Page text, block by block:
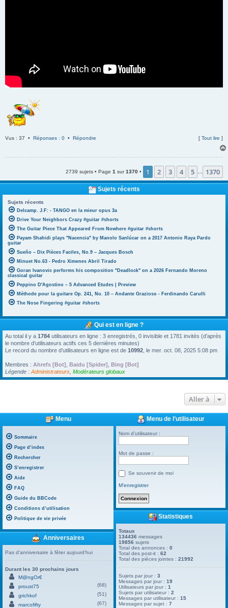
Vus : 37 • Réponses : 0 • Répondre [ Tout lire ]
2739 sujets • Page 1 sur1370 • 1 2 3 4 5 1370
Sujets récents
Sujets récents
Delcamp. J.F: - TANGO en la mieur opus 3a
Drive Your Neighbors Crazy #guitar #shorts
The Guitar Piece That Appeared From Nowhere #guitar #shorts
Payam Shahidi plays "Nacencia" by Manolo Sanlúcar on a 2017 Antonio Raya Pardo
guitar
Sueño – Dix Pièces Faciles, No.9 – Jacques Bosch
Minuet No.63 - Pedro Ximenes Abril Tirado
Goran Ivanovic performs his composition "Deadlock" on a 2026 Fernando Moreno
classical guitar
Peppino D'Agostino – 5 Advanced Etudes | Preview
Méthode pour la guitare Op. 241, No. 10 – Andante Grazioso - Ferdinando Carulli
The Nose Fingering #guitar #shorts
Qui est en ligne ?
Au total il y a 1784 utilisateurs en ligne : 3 enregistrés, 0 invisible et 1781 invités (d’après
le nombre d’utilisateurs actifs ces 5 dernières minutes)
Le record du nombre d’utilisateurs en ligne est de 10992 , le mer. oct. 08, 2025 5:08 pm
Membres : Ahrefs [Bot] Baidu [Spider] Bing [Bot]
Légende : Administrateurs Modérateurs globaux
Aller à
Menu
Sommaire
Page d’index
Rechercher
S’enregistrer
Aide
FAQ
Guide du BBCode
Conditions d’utilisation
Politique de vie privée
Anniversaires
Pas d’anniversaire à fêter aujourd’hui
Durant les 30 prochains jours
M@ngOr€
proust75
(68)
grichkof
(51)
marcofifty
(67)
Menu de l’utilisateur
Nom d’utilisateur :
Mot de passe :
Se souvenir de moi
M’enregistrer
Statistiques
Totaux
134436 messages
19856 sujets
Total des annonces :0
Total des post-it :62
Total des pièces jointes :21992
Sujets par jour :3
Messages par jour :19
Utilisateurs par jour :1
Sujets par utilisateur :2
Messages par utilisateur :15
Messages par sujet :7